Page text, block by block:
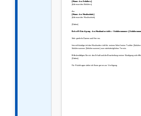
[Name des Schülers]
[Adresse des Schülers]
An:
[Name der Musikschule]
[Adresse der Musikschule]
[Datum]
Betreff: Kündigung des Musikunterrichts – Schülernummer:
Sehr geehrte Damen und Herren,
hiermit kündige ich den Musikunterricht für meinen Sohn/meine Tochter
Schülernummer [Schülernummer] zum nächstmöglichen Termin.
Bitte bestätigen Sie mir den Erhalt und die Bearbeitung meiner Kündigung
[Datum].
Für Rückfragen stehe ich Ihnen gerne zur Verfügung.